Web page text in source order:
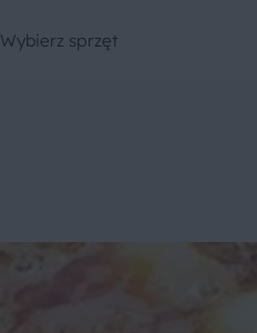
Wybierz sprzęt